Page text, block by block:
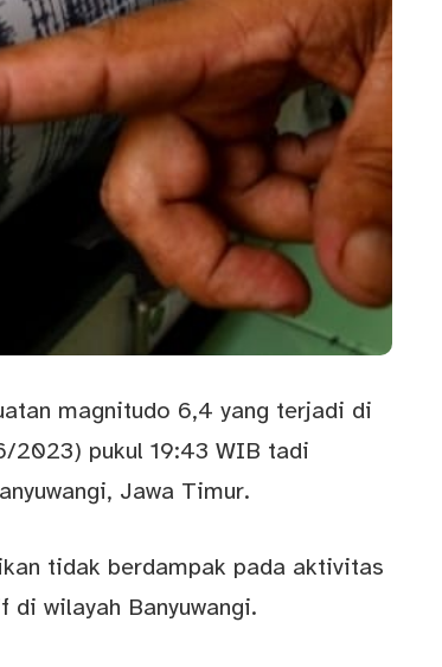
magnitudo 6,4 yang terjadi di
2023) pukul 19:43 WIB tadi
Jawa Timur.
tidak berdampak pada aktivitas
di wilayah Banyuwangi.